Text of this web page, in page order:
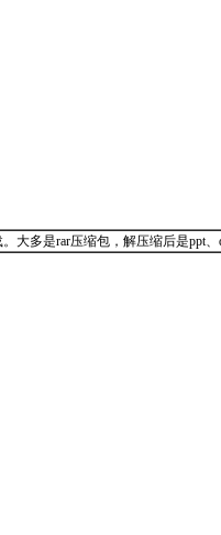
大多是rar压缩包，解压缩后是ppt、